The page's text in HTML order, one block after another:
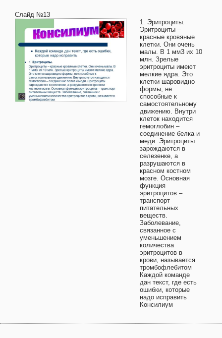
Слайд №13
1. Эритроциты.
Эритроциты –
красные кровяные
клетки. Они очень
малы. В 1 мм3 их 10
млн. Зрелые
эритроциты имеют
мелкие ядра. Это
клетки шаровидно
формы, не
способные к
самостоятельному
движению. Внутри
клеток находится
гемоглобин –
соединение белка и
меди .Эритроциты
зарождаются в
селезенке, а
разрушаются в
красном костном
мозге. Основная
функция
эритроцитов –
транспорт
питательных
веществ.
Заболевание,
связанное с
уменьшением
количества
эритроцитов в
крови, называется
тромбофлебитом
Каждой команде
дан текст, где есть
ошибки, которые
надо исправить
Консилиум